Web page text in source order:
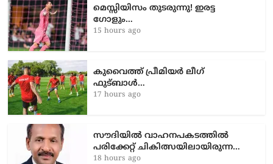
മെസ്സിയിസം തുടരുന്നു! ഇരട്ട
ഗോളും…
15 hours ago
കുവൈത്ത് പ്രീമിയർ ലീഗ്
ഫുട്ബാൾ…
17 hours ago
സൗദിയിൽ വാഹനപകടത്തില്‍
പരിക്കേറ്റ് ചികിത്സയിലായിരുന്ന…
18 hours ago